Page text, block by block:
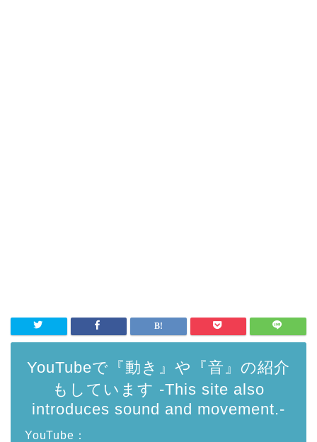
YouTubeで『動き』や『音』の紹介
もしています -This site also
introduces sound and movement.-
YouTube：